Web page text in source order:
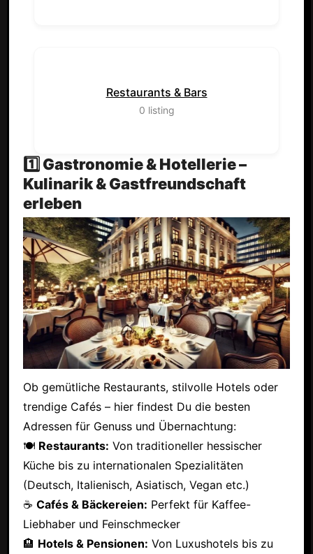
Restaurants & Bars
0 listing
1️⃣ Gastronomie & Hotellerie –
Kulinarik & Gastfreundschaft
erleben
Ob gemütliche Restaurants, stilvolle Hotels oder
trendige Cafés – hier findest Du die besten
Adressen für Genuss und Übernachtung:
🍽 Restaurants: Von traditioneller hessischer
Küche bis zu internationalen Spezialitäten
(Deutsch, Italienisch, Asiatisch, Vegan etc.)
☕ Cafés & Bäckereien: Perfekt für Kaffee-
Liebhaber und Feinschmecker
🏨 Hotels & Pensionen: Von Luxushotels bis zu